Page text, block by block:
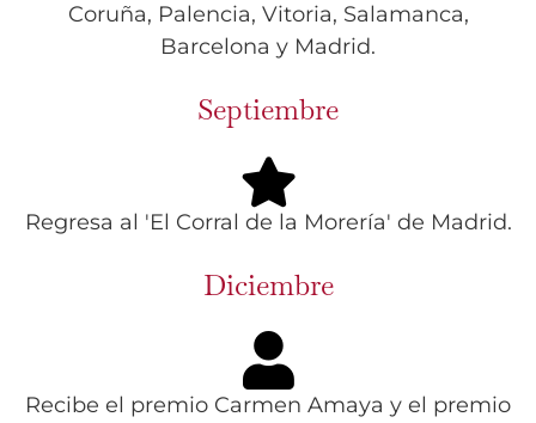
Coruña, Palencia, Vitoria, Salamanca,
Barcelona y Madrid.
Septiembre
Regresa al 'El Corral de la Morería' de Madrid.
Diciembre
Recibe el premio Carmen Amaya y el premio